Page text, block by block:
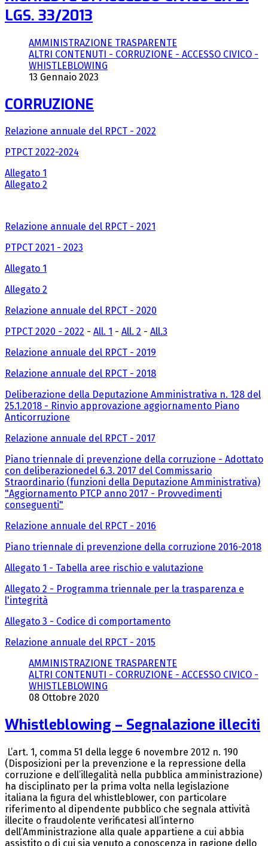
LGS. 33/2013
AMMINISTRAZIONE TRASPARENTE
ALTRI CONTENUTI - CORRUZIONE - ACCESSO CIVICO -
WHISTLEBLOWING
13 Gennaio 2023
CORRUZIONE
Relazione annuale del RPCT - 2022
PTPCT 2022-2024
Allegato 1
Allegato 2
Relazione annuale del RPCT - 2021
PTPCT 2021 - 2023
Allegato 1
Allegato 2
Relazione annuale del RPCT - 2020
PTPCT 2020 - 2022 - All. 1 - All. 2 - All.3
Relazione annuale del RPCT - 2019
Relazione annuale del RPCT - 2018
Deliberazione della Deputazione Amministrativa n. 128 del
25.1.2018 - Rinvio approvazione aggiornamento Piano
Anticorruzione
Relazione annuale del RPCT - 2017
Piano triennale di prevenzione della corruzione - Adottato
con deliberazionedel 6.3. 2017 del Commissario
Straordinario (funzioni della Deputazione Amministrativa)
"Aggiornamento PTCP anno 2017 - Provvedimenti
conseguenti"
Relazione annuale del RPCT - 2016
Piano triennale di prevenzione della corruzione 2016-2018
Allegato 1 - Tabella aree rischio e valutazione
Allegato 2 - Programma triennale per la trasparenza e
l'integrità
Allegato 3 - Codice di comportamento
Relazione annuale del RPCT - 2015
AMMINISTRAZIONE TRASPARENTE
ALTRI CONTENUTI - CORRUZIONE - ACCESSO CIVICO -
WHISTLEBLOWING
08 Ottobre 2020
Whistleblowing – Segnalazione illeciti
L’art. 1, comma 51 della legge 6 novembre 2012 n. 190
(Disposizioni per la prevenzione e la repressione della
corruzione e dell’illegalità nella pubblica amministrazione)
ha disciplinato per la prima volta nella legislazione
italiana la figura del whistleblower, con particolare
riferimento al dipendente pubblico che segnala attività
illecite o fraudolente verificatesi all’interno
dell’Amministrazione alla quale appartiene a cui abbia
assistito o di cui sia venuto a conoscenza in ragione dello